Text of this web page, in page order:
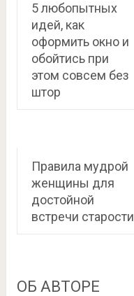
5 любопытных
идей, как
оформить окно и
обойтись при
этом совсем без
штор
Правила мудрой
женщины для
достойной
встречи старости
ОБ АВТОРЕ